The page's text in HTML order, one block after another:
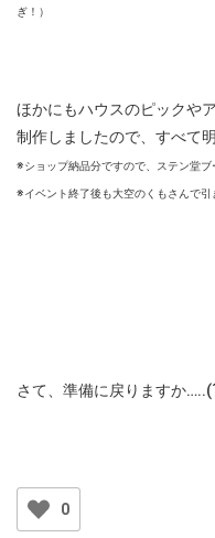
ぎ！）
ほかにもハウスのピックや
制作しましたので、すべて
※ショップ納品分ですので、ステン堂ブ
※イベント終了後も大空のくもさんで引
さて、準備に戻りますか
0